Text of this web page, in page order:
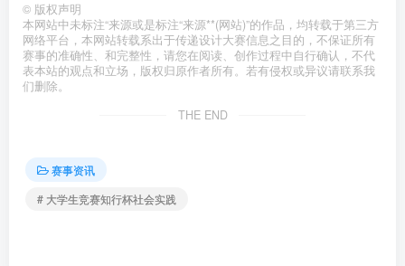
© 版权声明
本网站中未标注“来源或是标注“来源**(网站)”的作品，均转载于第三方
网络平台，本网站转载系出于传递设计大赛信息之目的，不保证所有
赛事的准确性、和完整性，请您在阅读、创作过程中自行确认，不代
表本站的观点和立场，版权归原作者所有。若有侵权或异议请联系我
们删除。
THE END
赛事资讯
# 大学生竞赛知行杯社会实践